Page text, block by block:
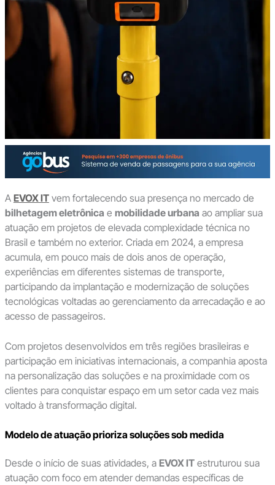
A EVOX ITvem fortalecendo sua presença no mercado de
bilhetagem eletrônica e mobilidade urbana ao ampliar sua
atuação em projetos de elevada complexidade técnica no
Brasil e também no exterior. Criada em 2024, a empresa
acumula, em pouco mais de dois anos de operação,
experiências em diferentes sistemas de transporte,
participando da implantação e modernização de soluções
tecnológicas voltadas ao gerenciamento da arrecadação e ao
acesso de passageiros.
Com projetos desenvolvidos em três regiões brasileiras e
participação em iniciativas internacionais, a companhia aposta
na personalização das soluções e na proximidade com os
clientes para conquistar espaço em um setor cada vez mais
voltado à transformação digital.
Modelo de atuação prioriza soluções sob medida
Desde o início de suas atividades, a EVOX ITestruturou sua
atuação com foco em atender demandas específicas de